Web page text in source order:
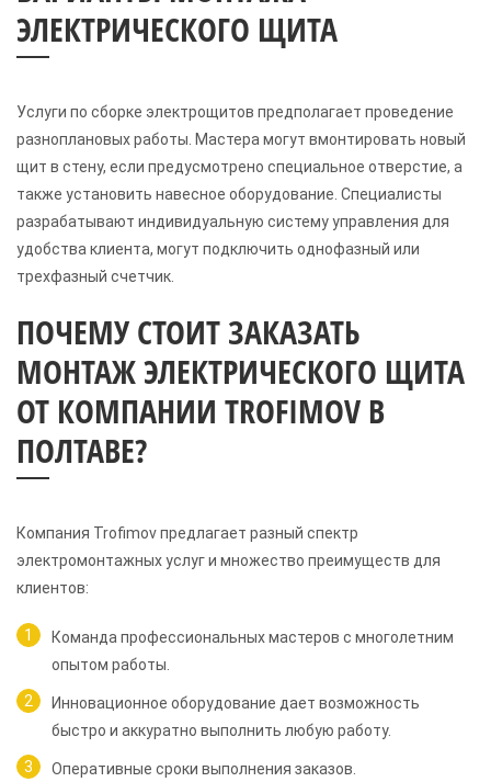
ЭЛЕКТРИЧЕСКОГО ЩИТА
Услуги по сборке электрощитов предполагает проведение
разноплановых работы. Мастера могут вмонтировать новый
щит в стену, если предусмотрено специальное отверстие, а
также установить навесное оборудование. Специалисты
разрабатывают индивидуальную систему управления для
удобства клиента, могут подключить однофазный или
трехфазный счетчик.
ПОЧЕМУ СТОИТ ЗАКАЗАТЬ
МОНТАЖ ЭЛЕКТРИЧЕСКОГО ЩИТА
ОТ КОМПАНИИ TROFIMOV В
ПОЛТАВЕ?
Компания Trofimov предлагает разный спектр
электромонтажных услуг и множество преимуществ для
клиентов:
Команда профессиональных мастеров с многолетним
опытом работы.
Инновационное оборудование дает возможность
быстро и аккуратно выполнить любую работу.
Оперативные сроки выполнения заказов.